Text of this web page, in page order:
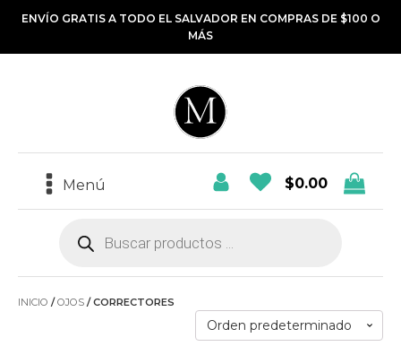
ENVÍO GRATIS A TODO EL SALVADOR EN COMPRAS DE $100 O
MÁS
Menú $0.00
Búsqueda
INICIO /OJOS / CORRECTORES